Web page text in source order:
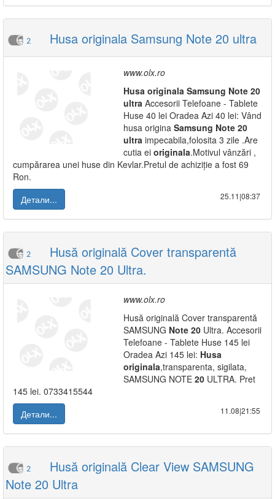
2 Husa originala Samsung Note 20 ultra
www.olx.ro
Husa originala Samsung Note 20
ultra Accesorii Telefoane - Tablete
Huse 40 lei Oradea Azi 40 lei: Vând
husa origina Samsung Note 20
ultra impecabila,folosita 3 zile .Are
cutia ei originala.Motivul vânzări ,
cumpărarea unei huse din Kevlar.Pretul de achiziție a fost 69
Ron.
Детали...
25.11|08:37
2
Husă originală Cover transparentă
SAMSUNG Note 20 Ultra.
www.olx.ro
Husă originală Cover transparentă
SAMSUNG Note 20 Ultra. Accesorii
Telefoane - Tablete Huse 145 lei
Oradea Azi 145 lei: Husa
originala,transparenta, sigilata,
SAMSUNG NOTE 20 ULTRA. Pret
145 lei. 0733415544
Детали...
11.08|21:55
2
Husă originală Clear View SAMSUNG
Note 20 Ultra